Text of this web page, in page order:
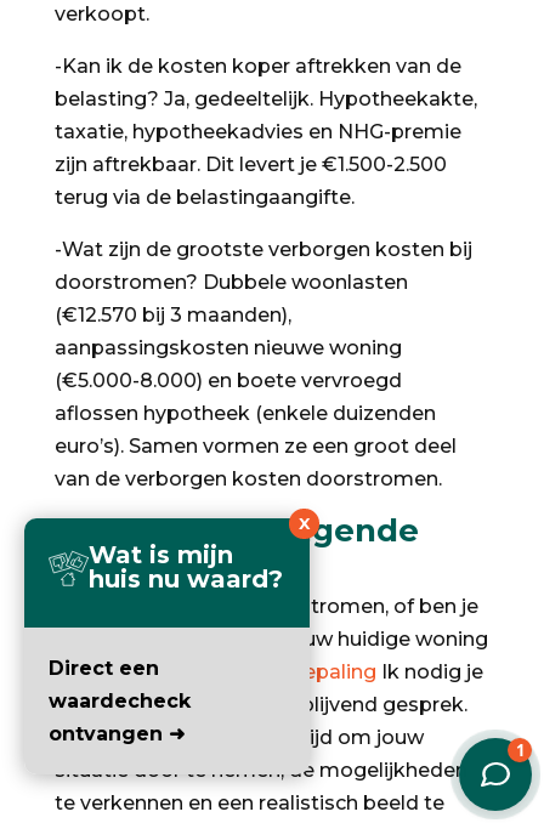
verkoopt.
-Kan ik de kosten koper aftrekken van de
belasting? Ja,gedeeltelijk. Hypotheekakte,
taxatie,hypotheekadvies en NHG-premie
zijn aftrekbaar. Dit levert je €1.500-2.500
terug via de belastingaangifte.
-Wat zijn de grootste verborgen kosten bij
doorstromen? Dubbele woonlasten
(€12.570 bij 3 maanden),
aanpassingskosten nieuwe woning
(€5.000-8.000) en boete vervroegd
aflossen hypotheek (enkele duizenden
euro’s). Samen vormen ze een groot deel
van de verborgen kosten doorstromen.
Klaar om de volgende
stap te zetten?
Overweeg je om door te stromen, of ben je
gewoon benieuwd wat jouw huidige woning
waard is?Gratis waardebepaling Ik nodig je
van harte uit voor een vrijblijvend gesprek.
We nemen dan rustig de tijd om jouw
situatie door te nemen, de mogelijkheden
te verkennen en een realistisch beeld te
Wat is mijn
huis nu waard?
Direct een
waardecheck
ontvangen ➜
X